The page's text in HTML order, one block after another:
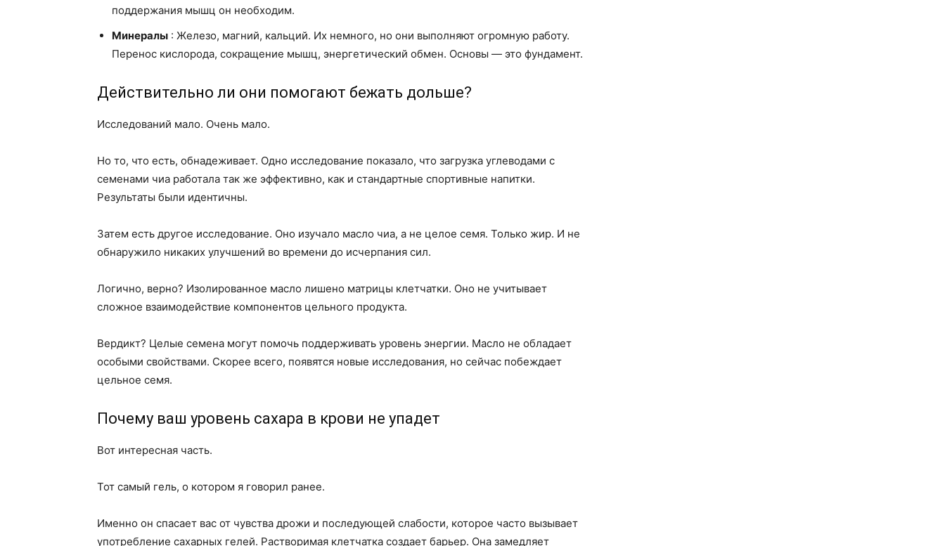
поддержания мышц он необходим.
Минералы : Железо, магний, кальций. Их немного, но они выполняют огромную работу.
Перенос кислорода, сокращение мышц, энергетический обмен. Основы — это фундамент.
Действительно ли они помогают бежать дольше?
Исследований мало. Очень мало.
Но то, что есть, обнадеживает. Одно исследование показало, что загрузка углеводами с
семенами чиа работала так же эффективно, как и стандартные спортивные напитки.
Результаты были идентичны.
Затем есть другое исследование. Оно изучало масло чиа, а не целое семя. Только жир. И не
обнаружило никаких улучшений во времени до исчерпания сил.
Логично, верно? Изолированное масло лишено матрицы клетчатки. Оно не учитывает
сложное взаимодействие компонентов цельного продукта.
Вердикт? Целые семена могут помочь поддерживать уровень энергии. Масло не обладает
особыми свойствами. Скорее всего, появятся новые исследования, но сейчас побеждает
цельное семя.
Почему ваш уровень сахара в крови не упадет
Вот интересная часть.
Тот самый гель, о котором я говорил ранее.
Именно он спасает вас от чувства дрожи и последующей слабости, которое часто вызывает
употребление сахарных гелей. Растворимая клетчатка создает барьер. Она замедляет